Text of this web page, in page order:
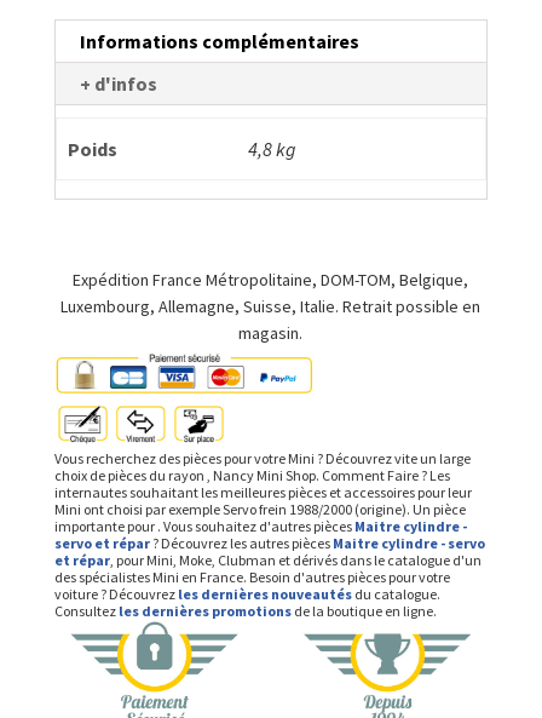
Informations complémentaires
+ d'infos
Poids 4,8 kg
Expédition France Métropolitaine, DOM-TOM, Belgique,
Luxembourg, Allemagne, Suisse, Italie. Retrait possible en
magasin.
Vous recherchez des pièces pour votre Mini ? Découvrez vite un large
choix de pièces du rayon , Nancy Mini Shop. Comment Faire ? Les
internautes souhaitant les meilleures pièces et accessoires pour leur
Mini ont choisi par exemple Servo frein 1988/2000 (origine). Un pièce
importante pour . Vous souhaitez d'autres pièces Maitre cylindre -
servo et répar? Découvrez les autres pièces Maitre cylindre - servo
et répar, pour Mini, Moke, Clubman et dérivés dans le catalogue d'un
des spécialistes Mini en France. Besoin d'autres pièces pour votre
voiture ? Découvrez les dernières nouveautésdu catalogue.
Consultez les dernières promotionsde la boutique en ligne.